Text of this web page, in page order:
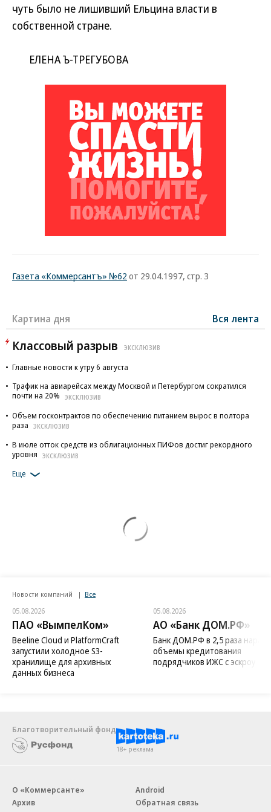
чуть было не лишивший Ельцина власти в
собственной стране.
ЕЛЕНА Ъ-ТРЕГУБОВА
Газета «Коммерсантъ» №62 от 29.04.1997, стр. 3
Картина дня Вся лента
Классовый разрыв ЭКСКЛЮЗИВ
Главные новости к утру 6 августа
Трафик на авиарейсах между Москвой и Петербургом сократился
почти на 20%
ЭКСКЛЮЗИВ
Объем госконтрактов по обеспечению питанием вырос в полтора
раза
ЭКСКЛЮЗИВ
В июле отток средств из облигационных ПИФов достиг рекордного
уровня
ЭКСКЛЮЗИВ
Еще
Новости компаний Все
05.08.2026
ПАО «ВымпелКом»
Beeline Cloud и PlatformCraft
запустили холодное S3-
хранилище для архивных
данных бизнеса
05.08.2026
АО «Банк ДОМ.РФ»
Банк ДОМ.РФ в 2,5 раза
объемы кредитования
подрядчиков ИЖС с эскроу
Благотворительный фонд
18+ реклама
О «Коммерсанте»
Архив
Android
Обратная связь